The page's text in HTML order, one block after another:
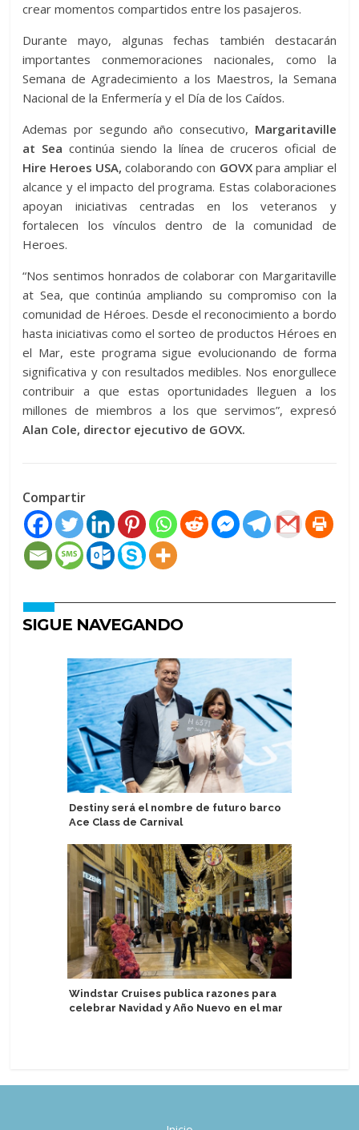
crear momentos compartidos entre los pasajeros.
Durante mayo, algunas fechas también destacarán
importantes conmemoraciones nacionales, como la
Semana de Agradecimiento a los Maestros, la Semana
Nacional de la Enfermería y el Día de los Caídos.
Ademas por segundo año consecutivo, Margaritaville
at Sea continúa siendo la línea de cruceros oficial de
Hire Heroes USA, colaborando con GOVXpara ampliar el
alcance y el impacto del programa. Estas colaboraciones
apoyan iniciativas centradas en los veteranos y
fortalecen los vínculos dentro de la comunidad de
Heroes.
“Nos sentimos honrados de colaborar con Margaritaville
at Sea, que continúa ampliando su compromiso con la
comunidad de Héroes. Desde el reconocimiento a bordo
hasta iniciativas como el sorteo de productos Héroes en
el Mar, este programa sigue evolucionando de forma
significativa y con resultados medibles. Nos enorgullece
contribuir a que estas oportunidades lleguen a los
millones de miembros a los que servimos”, expresó
Alan Cole, director ejecutivo de GOVX.
Compartir
SIGUE NAVEGANDO
Destiny será el nombre de futuro barco
Ace Class de Carnival
Windstar Cruises publica razones para
celebrar Navidad y Año Nuevo en el mar